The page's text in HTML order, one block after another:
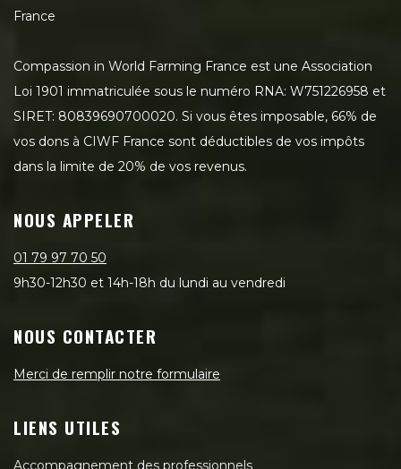
France
Compassion in World Farming France est une Association
Loi 1901 immatriculée sous le numéro RNA: W751226958 et
SIRET: 80839690700020. Si vous êtes imposable, 66% de
vos dons à CIWF France sont déductibles de vos impôts
dans la limite de 20% de vos revenus.
NOUS APPELER
01 79 97 70 50
9h30-12h30 et 14h-18h du lundi au vendredi
NOUS CONTACTER
Merci de remplir notre formulaire
LIENS UTILES
Accompagnement des professionnels